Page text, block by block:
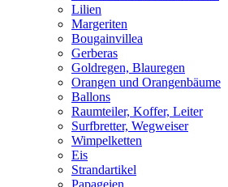
Lilien
Margeriten
Bougainvillea
Gerberas
Goldregen, Blauregen
Orangen und Orangenbäume
Ballons
Raumteiler, Koffer, Leiter
Surfbretter, Wegweiser
Wimpelketten
Eis
Strandartikel
Papageien